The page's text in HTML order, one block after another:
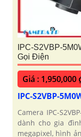
IPC-S2VBP-
Gọi Điện
Giá : 1,950,000
IPC-S2VBP-
Camera IPC-
dành cho gia
megapixel, hình